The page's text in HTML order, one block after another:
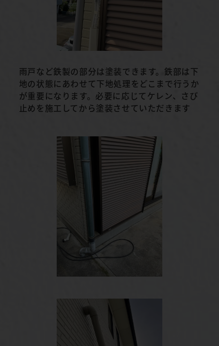
雨戸など鉄製の部分は塗装できます。鉄部は下
地の状態にあわせて下地処理をどこまで行うか
が重要になります。必要に応じてケレン、さび
止めを施工してから塗装させていただきます